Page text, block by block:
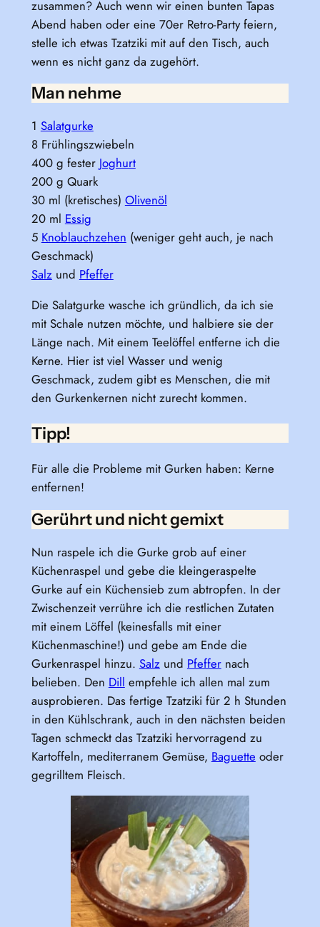
zusammen? Auch wenn wir einen bunten Tapas
Abend haben oder eine 70er Retro-Party feiern,
stelle ich etwas Tzatziki mit auf den Tisch, auch
wenn es nicht ganz da zugehört.
Man nehme
1 Salatgurke
8 Frühlingszwiebeln
400 g fester Joghurt
200 g Quark
30 ml (kretisches) Olivenöl
20 ml Essig
5 Knoblauchzehen (weniger geht auch, je nach
Geschmack)
Salzund Pfeffer
Die Salatgurke wasche ich gründlich, da ich sie
mit Schale nutzen möchte, und halbiere sie der
Länge nach. Mit einem Teelöffel entferne ich die
Kerne. Hier ist viel Wasser und wenig
Geschmack, zudem gibt es Menschen, die mit
den Gurkenkernen nicht zurecht kommen.
Tipp!
Für alle die Probleme mit Gurken haben: Kerne
entfernen!
Gerührt und nicht gemixt
Nun raspele ich die Gurke grob auf einer
Küchenraspel und gebe die kleingeraspelte
Gurke auf ein Küchensieb zum abtropfen. In der
Zwischenzeit verrühre ich die restlichen Zutaten
mit einem Löffel (keinesfalls mit einer
Küchenmaschine!) und gebe am Ende die
Gurkenraspel hinzu. Salzund Pfeffernach
belieben. Den Dill empfehle ich allen mal zum
ausprobieren. Das fertige Tzatziki für 2 h Stunden
in den Kühlschrank, auch in den nächsten beiden
Tagen schmeckt das Tzatziki hervorragend zu
Kartoffeln, mediterranem Gemüse, Baguette oder
gegrilltem Fleisch.